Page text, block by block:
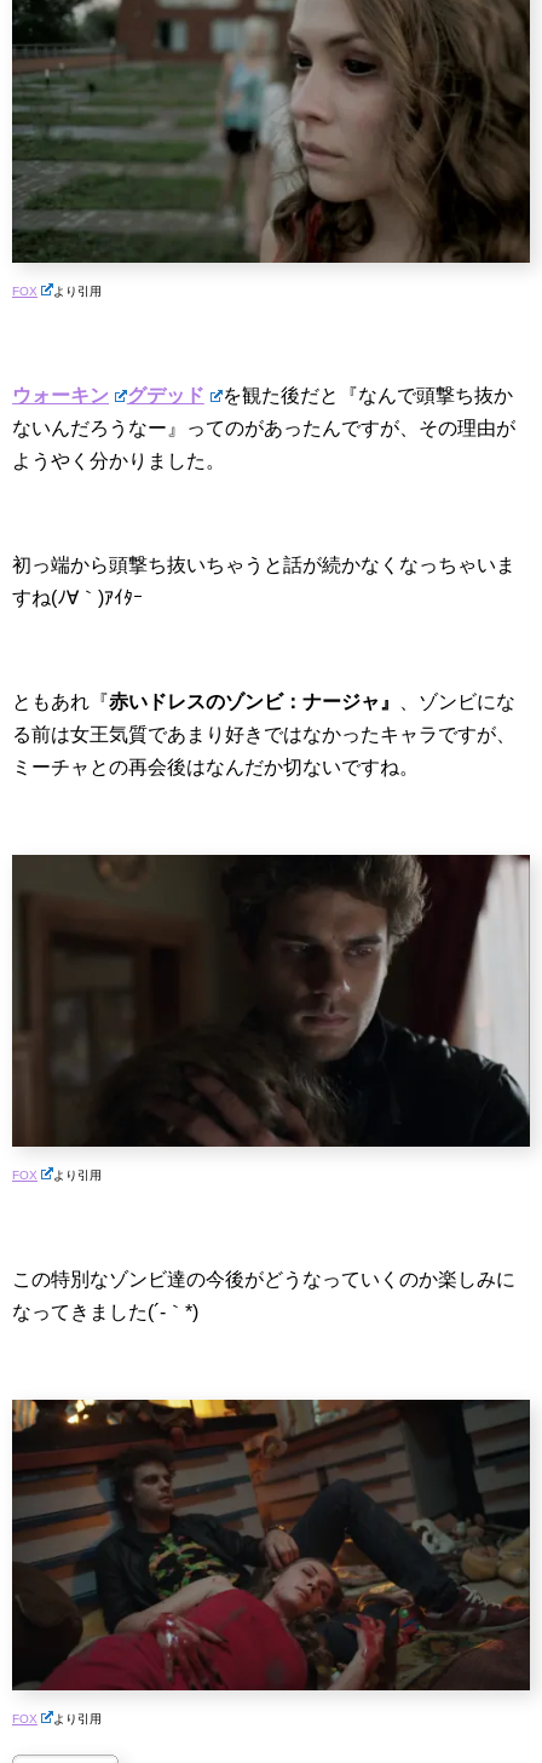
FOX より引用
ウォーキン グデッド
を観た後だと『なんで頭撃ち抜か
ないんだろうなー』ってのがあったんですが、その理由が
ようやく分かりました。
初っ端から頭撃ち抜いちゃうと話が続かなくなっちゃいま
すね(ﾉ∀｀)ｱｲﾀｰ
ともあれ『赤いドレスのゾンビ： ナージャ』
、ゾンビにな
る前は女王気質であまり好きではなかったキャラですが、
ミーチャとの再会後はなんだか切ないですね。
FOX より引用
この特別なゾンビ達の今後がどうなっていくのか楽しみに
なってきました(´-｀*)
FOX より引用